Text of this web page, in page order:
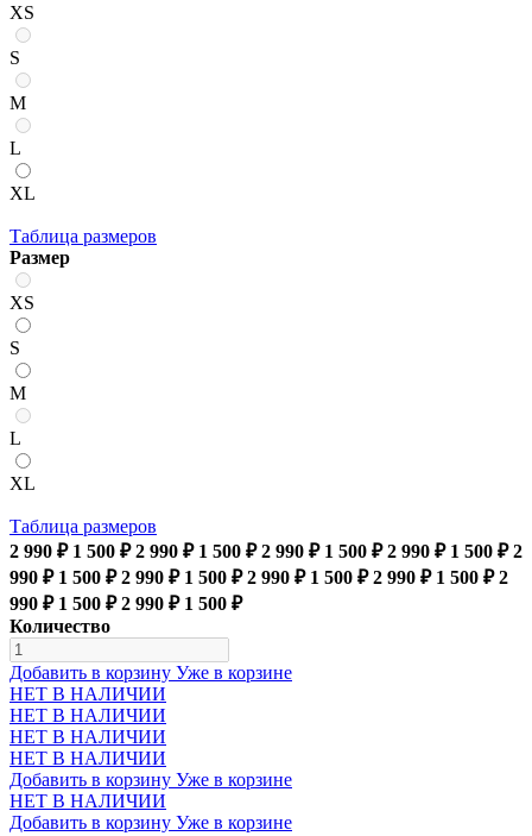
XS
S
M
L
XL
Таблица размеров
Размер
XS
S
M
L
XL
Таблица размеров
2 990 ₽ 1 500 ₽ 2 990 ₽ 1 500 ₽ 2 990 ₽ 1 500 ₽ 2 990 ₽ 1 500 ₽ 2
990 ₽ 1 500 ₽ 2 990 ₽ 1 500 ₽ 2 990 ₽ 1 500 ₽ 2 990 ₽ 1 500 ₽ 2
990 ₽ 1 500 ₽ 2 990 ₽ 1 500 ₽
Количество
Добавить в корзину Уже в корзине
НЕТ В НАЛИЧИИ
НЕТ В НАЛИЧИИ
НЕТ В НАЛИЧИИ
НЕТ В НАЛИЧИИ
Добавить в корзину Уже в корзине
НЕТ В НАЛИЧИИ
Добавить в корзину Уже в корзине